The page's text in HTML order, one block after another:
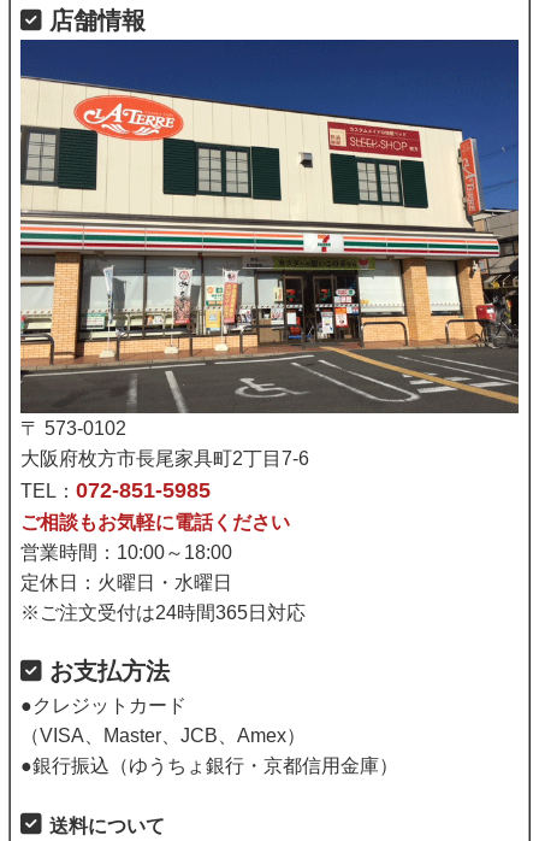
店舗情報
〒 573-0102
大阪府枚方市長尾家具町2丁目7-6
TEL： 072-851-5985
ご相談もお気軽に電話ください
営業時間：10:00～18:00
定休日：火曜日・水曜日
※ご注文受付は24時間365日対応
お支払方法
●クレジットカード
（VISA、Master、JCB、Amex）
●銀行振込（ゆうちょ銀行・京都信用金庫）
送料について